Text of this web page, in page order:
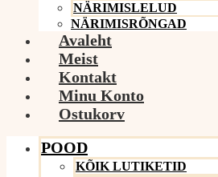
NÄRIMISLELUD
NÄRIMISRÕNGAD
Avaleht
Meist
Kontakt
Minu Konto
Ostukorv
POOD
KÕIK LUTIKETID